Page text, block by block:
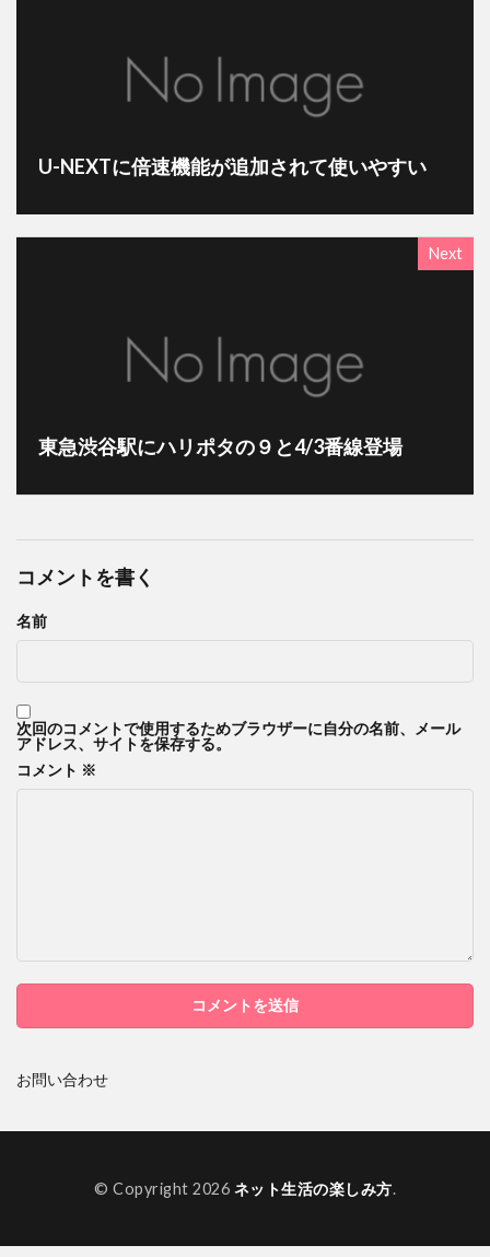
U-NEXTに倍速機能が追加されて使いやすい
Next
東急渋谷駅にハリポタの９と4/3番線登場
コメントを書く
名前
次回のコメントで使用するためブラウザーに自分の名前、メール
アドレス、サイトを保存する。
コメント ※
お問い合わせ
© Copyright 2026 ネット生活の楽しみ方.